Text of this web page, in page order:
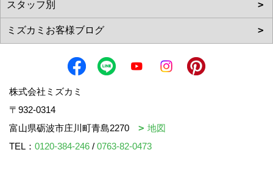
株式会社ミズカミ
〒932-0314
富山県砺波市庄川町青島2270
地図
TEL： 0120-384-246 / 0763-82-0473